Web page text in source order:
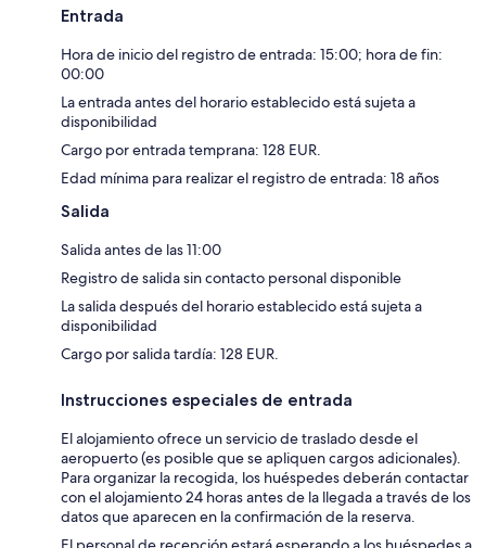
Entrada
Hora de inicio del registro de entrada: 15:00; hora de fin:
00:00
La entrada antes del horario establecido está sujeta a
disponibilidad
Cargo por entrada temprana: 128 EUR.
Edad mínima para realizar el registro de entrada: 18 años
Salida
Salida antes de las 11:00
Registro de salida sin contacto personal disponible
La salida después del horario establecido está sujeta a
disponibilidad
Cargo por salida tardía: 128 EUR.
Instrucciones especiales de entrada
El alojamiento ofrece un servicio de traslado desde el
aeropuerto (es posible que se apliquen cargos adicionales).
Para organizar la recogida, los huéspedes deberán contactar
con el alojamiento 24 horas antes de la llegada a través de los
datos que aparecen en la confirmación de la reserva.